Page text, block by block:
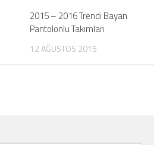
2015 – 2016 Trendi Bayan
Pantolonlu Takımları
12 AĞUSTOS 2015